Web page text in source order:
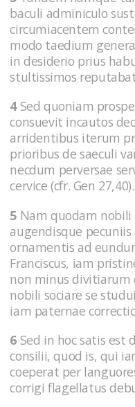
baculi adminiculo
circumiacentem
modo taedium
in desiderio prius
stultissimos
4Sed quoniam
consuevit incautos
arridentibus iterum
prioribus de saeculi
necdum perversae
cervice (cfr. Gen 27,40).
5 Nam quodam nobili
augendisque
ornamentis ad
Franciscus, iam
non minus divitiarum
nobili sociare se
iam paternae
6 Sed in hoc satis est
consilii, quod is, qui
coeperat per
corrigi flagellatus